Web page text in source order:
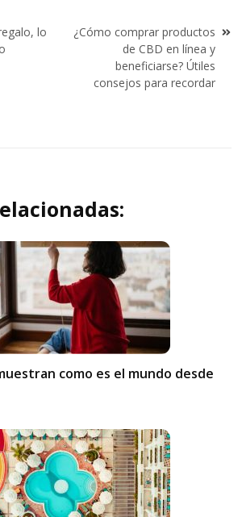
lo
¿Cómo comprar productos
de CBD en línea y
beneficiarse? Útiles
consejos para recordar
como es el mundo desde